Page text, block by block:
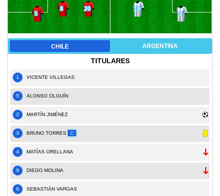
5
8 20
3
18
CHILE ARGENTINA
TITULARES
1 VICENTE VILLEGAS
5 ALONSO OLGUÍN
2 MARTÍN JIMÉNEZ
3 BRUNO TORRES C
4 MATÍAS ORELLANA
8 DIEGO MOLINA
6 SEBASTIÁN VARGAS